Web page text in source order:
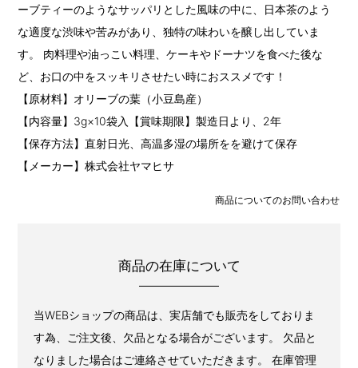
ーブティーのようなサッパリとした風味の中に、日本茶のよう
な適度な渋味や苦みがあり、独特の味わいを醸し出していま
す。 肉料理や油っこい料理、ケーキやドーナツを食べた後な
ど、お口の中をスッキリさせたい時におススメです！
【原材料】オリーブの葉（小豆島産）
【内容量】3g×10袋入【賞味期限】製造日より、2年
【保存方法】直射日光、高温多湿の場所をを避けて保存
【メーカー】株式会社ヤマヒサ
商品についてのお問い合わせ
商品の在庫について
当WEBショップの商品は、実店舗でも販売をしておりま
す為、ご注文後、欠品となる場合がございます。 欠品と
なりました場合はご連絡させていただきます。 在庫管理